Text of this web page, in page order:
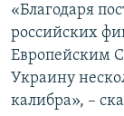
«Благодаря
российских
Европейским
Украину
калибра», –